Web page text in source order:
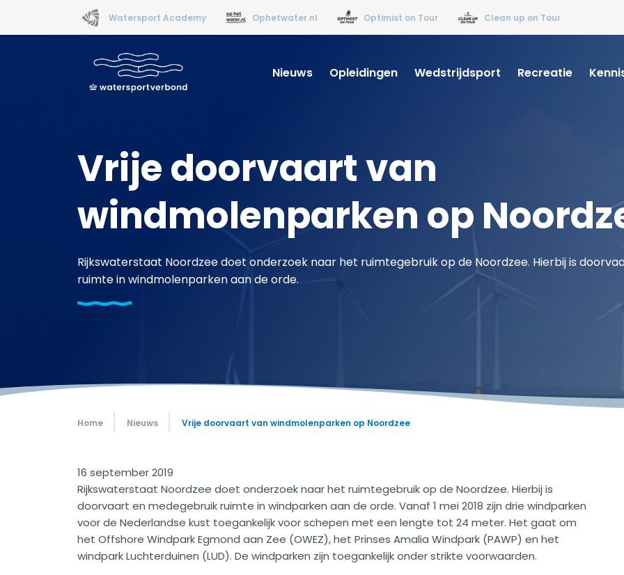
Watersport Academy Ophetwater.nl Optimist on Tour Clean up on Tour
Nieuws Opleidingen Wedstrijdsport Recreatie
Vrije doorvaart van
windmolenparken op
Rijkswaterstaat Noordzee doet onderzoek naar het ruimtegebruik op de Noordzee. Hierbij is
ruimte in windmolenparken aan de orde.
Home Nieuws Vrije doorvaart van windmolenparken op Noordzee
16 september 2019
Rijkswaterstaat Noordzee doet onderzoek naar het ruimtegebruik op de Noordzee. Hierbij is
doorvaart en medegebruik ruimte in windparken aan de orde. Vanaf 1 mei 2018 zijn drie windparken
voor de Nederlandse kust toegankelijk voor schepen met een lengte tot 24 meter. Het gaat om
het Offshore Windpark Egmond aan Zee (OWEZ), het Prinses Amalia Windpark (PAWP) en het
windpark Luchterduinen (LUD). De windparken zijn toegankelijk onder strikte voorwaarden.